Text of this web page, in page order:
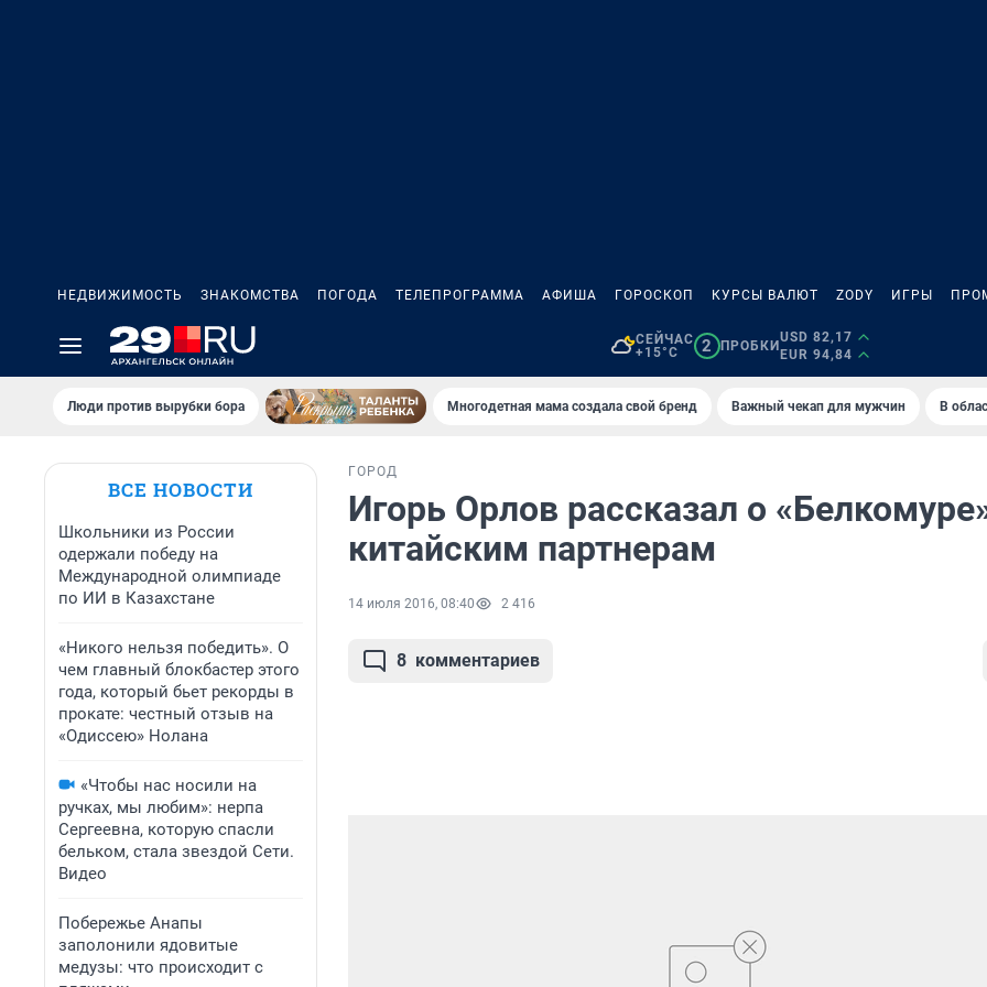
НЕДВИЖИМОСТЬ ЗНАКОМСТВА ПОГОДА ТЕЛЕПРОГРАММА АФИША ГОРОСКОП КУРСЫ ВАЛЮТ ZODY ИГРЫ
СЕЙЧАС
+15°C
2 ПРОБКИ
USD 82,17
EUR 94,84
Люди против вырубки бора Многодетная мама создала свой бренд Важный чекап для мужчин В
ВСЕ НОВОСТИ
Школьники из России
одержали победу на
Международной олимпиаде
по ИИ в Казахстане
«Никого нельзя победить». О
чем главный блокбастер этого
года, который бьет рекорды в
прокате: честный отзыв на
«Одиссею» Нолана
«Чтобы нас носили на
ручках, мы любим»: нерпа
Сергеевна, которую спасли
бельком, стала звездой Сети.
Видео
Побережье Анапы
заполонили ядовитые
медузы: что происходит с
ГОРОД
Игорь Орлов рассказал о
китайским партнерам
14 июля 2016, 08:40 2 416
8 комментариев